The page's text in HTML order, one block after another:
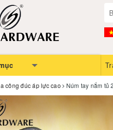
công đúc áp lực cao Núm tay nắm tủ